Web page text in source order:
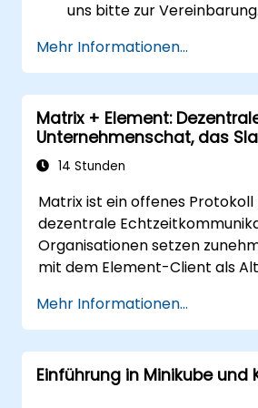
uns bitte zur Vereinbarung.
Mehr Informationen...
Matrix + Element:
Unternehmenschat, das
Teams ersetzt
14 Stunden
Matrix ist ein offenes Protokoll
dezentrale
Organisationen setzen
mit dem Element-Client als
Ende-Verschlüsselung, lokale
Datenspeicherung sowie die
externen vertrauenswürdigen
gewährleisten.
Mehr Informationen...
Einführung in Minikube und